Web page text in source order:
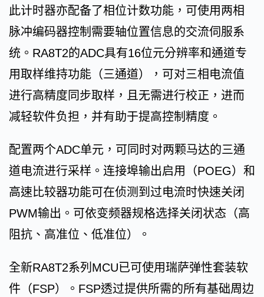
此计时器亦配备了相位计数功能，可使用两相
脉冲编码器控制需要轴位置信息的交流伺服系
统。RA8T2的ADC具有16位元分辨率和通道专
用取样维持功能（三通道），可对三相电流值
进行高精度同步取样，且无需进行校正，进而
减轻软件负担，并有助于提高控制精度。
配置两个ADC单元，可同时对两颗马达的三通
道电流进行采样。连接埠输出启用（POEG）和
高速比较器功能可在侦测到过电流时快速关闭
PWM输出。可依变频器规格选择关闭状态（高
阻抗、高准位、低准位）。
全新RA8T2系列MCU已可使用瑞萨弹性套装软
件（FSP）。FSP透过提供所需的所有基础周边